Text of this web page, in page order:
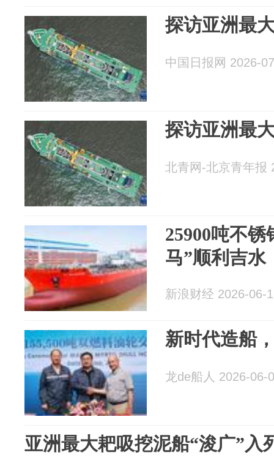
探访亚洲最
中国日报网 2026-
探访亚洲最
北青网-北京青年报
25900吨不
马”顺利吉水
新浪财经 2026-06-
新时代造船
龙de船人 2026-06-
亚洲最大耙吸挖泥船“浚广”入